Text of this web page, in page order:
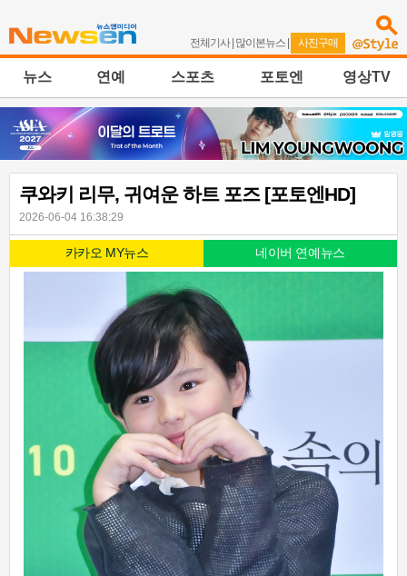
전체기사| 많이본뉴스 | 사진구매
뉴스 연예 스포츠 포토엔 영상TV
쿠와키 리무, 귀여운 하트 포즈 [포토엔HD]
2026-06-04 16:38:29
카카오 MY뉴스 네이버 연예뉴스